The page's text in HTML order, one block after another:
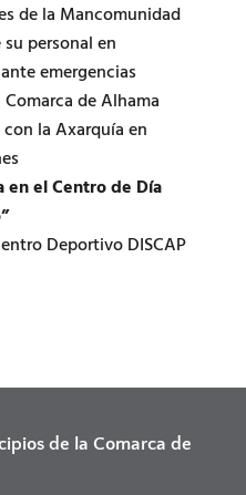
de la Mancomunidad
personal en
emergencias
de Alhama
la Axarquía en
en el Centro de Día
Deportivo DISCAP
de la Comarca de